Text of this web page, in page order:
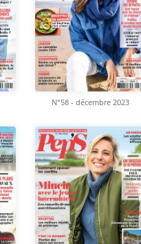
N°58 - décembre 2023